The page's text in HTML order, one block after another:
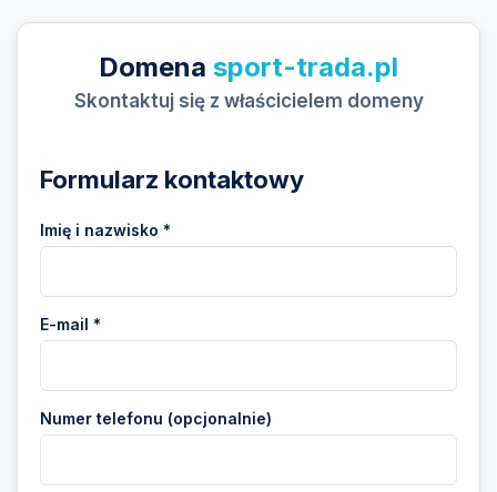
Domena sport-trada.pl
Skontaktuj się z właścicielem domeny
Formularz kontaktowy
Imię i nazwisko *
E-mail *
Numer telefonu (opcjonalnie)